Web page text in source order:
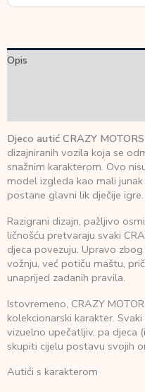
Opis
Djeco autić CRAZY MOTORS
dizajniranih vozila koja se
snažnim karakterom. Ovo
model izgleda kao mali
postane glavni lik dječije igre.
Razigrani dizajn, pažljivo
ličnošću pretvaraju svaki
djeca povezuju. Upravo
vožnju, već potiču maštu,
unaprijed zadanih pravila.
Istovremeno, CRAZY
kolekcionarski karakter.
vizuelno upečatljiv, pa djeca
skupiti cijelu postavu svojih
Autići s karakterom